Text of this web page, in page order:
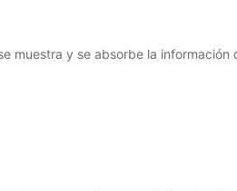
muestra y se absorbe la información